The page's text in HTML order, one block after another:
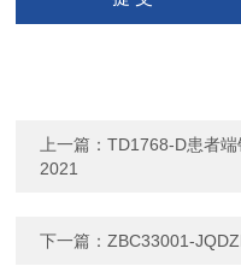
上一篇：TD1768-D患者
2021
下一篇：ZBC33001-